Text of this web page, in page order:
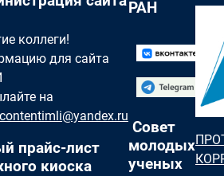
коллеги!
для сайта
на
contentimli@yandex.ru
прайс-лист
киоска
РАН
Совет
молодых
ученых